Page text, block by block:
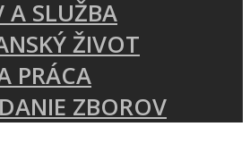
A SLUŽBA
ŽIVOT
PRÁCA
ZBOROV